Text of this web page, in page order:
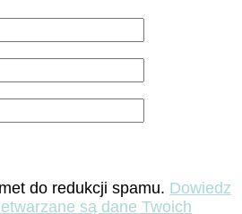
do redukcji spamu. Dowiedz
są dane Twoich